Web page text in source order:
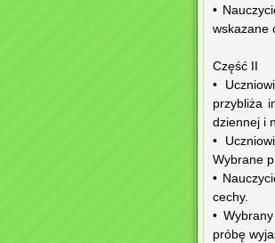
•
wskazane
Część II
•
przybliża
dziennej i
•
Wybrane
•
cechy.
•
próbę